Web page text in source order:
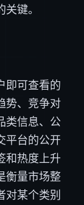
键。
即可查看的
势、竞争对
类信息、公
平台的公开
和热度上升
衡量市场整
对某个类别